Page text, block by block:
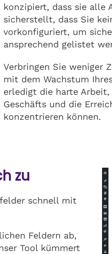
konzipiert, dass sie alle
sicherstellt, dass Sie
vorkonfiguriert, um
ansprechend gelistet
Verbringen Sie weniger
mit dem Wachstum
erledigt die harte
Geschäfts und die
konzentrieren können.
zu
schnell mit
Feldern ab,
Tool kümmert